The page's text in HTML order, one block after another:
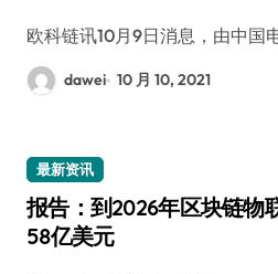
欧科链讯10月9日消息，由中
dawei 10 月 10, 2021
最新资讯
报告：到2026年区块链物
58亿美元